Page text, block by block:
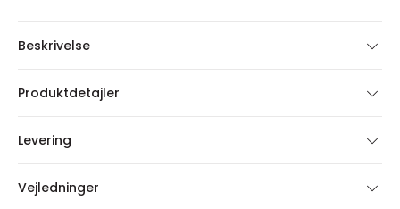
Beskrivelse
Produktdetajler
Levering
Vejledninger